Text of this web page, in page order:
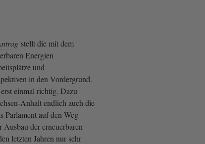
stellt die mit dem
Energien
und
in den Vordergrund.
einmal richtig. Dazu
Anhalt endlich auch die
Parlament auf den Weg
Ausbau der erneuerbaren
letzten Jahren nur sehr